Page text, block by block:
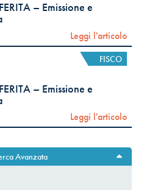
– Emissione e
Leggi l'articolo
FISCO
– Emissione e
Leggi l'articolo
Avanzata